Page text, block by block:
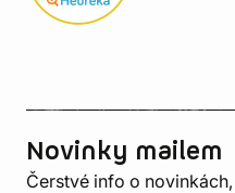
Novinky mailem
Čerstvé info o